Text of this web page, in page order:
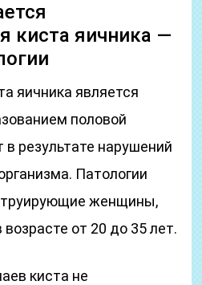
киста яичника —
яичника является
половой
результате нарушений
Патологии
женщины,
от 20 до 35 лет.
киста не